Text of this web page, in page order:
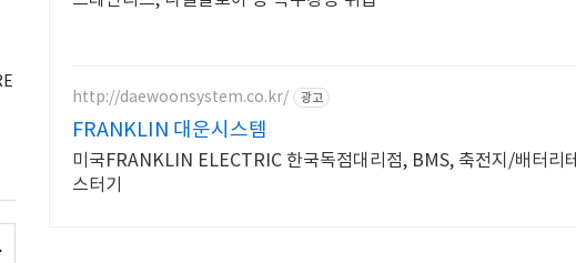
http://daewoonsystem.co.kr/ 광고
FRANKLIN 대운시스템
미국FRANKLIN ELECTRIC 한국독점대리점, BMS, 축전지/배터리테
스터기